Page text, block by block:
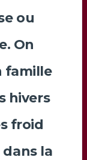
ou
On
famille
hivers
froid
dans la